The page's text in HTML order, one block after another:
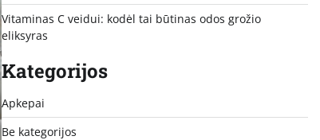
Vitaminas C veidui: kodėl tai būtinas odos grožio
eliksyras
Kategorijos
Apkepai
Be kategorijos